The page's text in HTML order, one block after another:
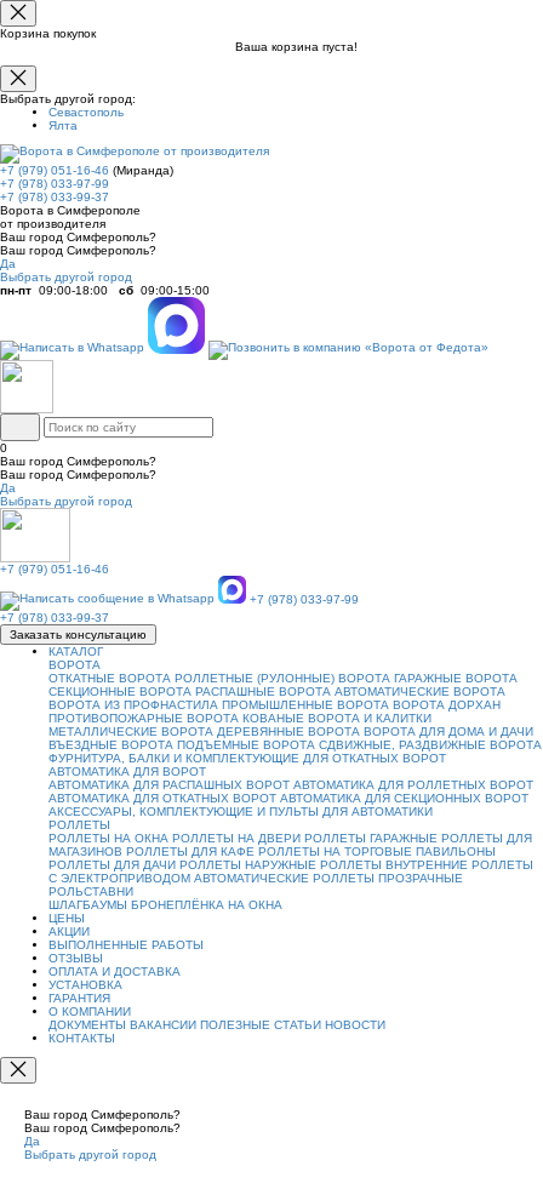
Корзина покупок
Ваша корзина пуста!
Выбрать другой город:
Севастополь
Ялта
+7 (979) 051-16-46 (Миранда)
+7 (978) 033-97-99
+7 (978) 033-99-37
Ворота в Симферополе
от производителя
Ваш город Симферополь?
Ваш город Симферополь?
Да
Выбрать другой город
пн-пт 09:00-18:00 сб 09:00-15:00
0
Ваш город Симферополь?
Ваш город Симферополь?
Да
Выбрать другой город
+7 (979) 051-16-46
+7 (978) 033-97-99
+7 (978) 033-99-37
Заказать консультацию
КАТАЛОГ
ВОРОТА
ОТКАТНЫЕ ВОРОТА РОЛЛЕТНЫЕ (РУЛОННЫЕ) ВОРОТА ГАРАЖНЫЕ ВОРОТА
СЕКЦИОННЫЕ ВОРОТА РАСПАШНЫЕ ВОРОТА АВТОМАТИЧЕСКИЕ ВОРОТА
ВОРОТА ИЗ ПРОФНАСТИЛА ПРОМЫШЛЕННЫЕ ВОРОТА ВОРОТА ДОРХАН
ПРОТИВОПОЖАРНЫЕ ВОРОТА КОВАНЫЕ ВОРОТА И КАЛИТКИ
МЕТАЛЛИЧЕСКИЕ ВОРОТА ДЕРЕВЯННЫЕ ВОРОТА ВОРОТА ДЛЯ ДОМА И ДАЧИ
ВЪЕЗДНЫЕ ВОРОТА ПОДЪЕМНЫЕ ВОРОТА СДВИЖНЫЕ, РАЗДВИЖНЫЕ ВОРОТА
ФУРНИТУРА, БАЛКИ И КОМПЛЕКТУЮЩИЕ ДЛЯ ОТКАТНЫХ ВОРОТ
АВТОМАТИКА ДЛЯ ВОРОТ
АВТОМАТИКА ДЛЯ РАСПАШНЫХ ВОРОТ АВТОМАТИКА ДЛЯ РОЛЛЕТНЫХ ВОРОТ
АВТОМАТИКА ДЛЯ ОТКАТНЫХ ВОРОТ АВТОМАТИКА ДЛЯ СЕКЦИОННЫХ ВОРОТ
АКСЕССУАРЫ, КОМПЛЕКТУЮЩИЕ И ПУЛЬТЫ ДЛЯ АВТОМАТИКИ
РОЛЛЕТЫ
РОЛЛЕТЫ НА ОКНА РОЛЛЕТЫ НА ДВЕРИ РОЛЛЕТЫ ГАРАЖНЫЕ РОЛЛЕТЫ ДЛЯ
МАГАЗИНОВ РОЛЛЕТЫ ДЛЯ КАФЕ РОЛЛЕТЫ НА ТОРГОВЫЕ ПАВИЛЬОНЫ
РОЛЛЕТЫ ДЛЯ ДАЧИ РОЛЛЕТЫ НАРУЖНЫЕ РОЛЛЕТЫ ВНУТРЕННИЕ РОЛЛЕТЫ
С ЭЛЕКТРОПРИВОДОМ АВТОМАТИЧЕСКИЕ РОЛЛЕТЫ ПРОЗРАЧНЫЕ
РОЛЬСТАВНИ
ШЛАГБАУМЫ БРОНЕПЛЁНКА НА ОКНА
ЦЕНЫ
АКЦИИ
ВЫПОЛНЕННЫЕ РАБОТЫ
ОТЗЫВЫ
ОПЛАТА И ДОСТАВКА
УСТАНОВКА
ГАРАНТИЯ
О КОМПАНИИ
ДОКУМЕНТЫ ВАКАНСИИ ПОЛЕЗНЫЕ СТАТЬИ НОВОСТИ
КОНТАКТЫ
Ваш город Симферополь?
Ваш город Симферополь?
Да
Выбрать другой город